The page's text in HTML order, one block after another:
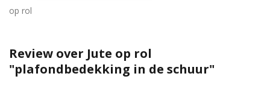
Bouw- en tuinmaterialen
Jute en lopers
op rol
Review over Jute op rol
"plafondbedekking in de schuur"